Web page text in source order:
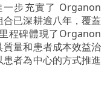
一步充實了 Organon
已深耕逾八年，覆蓋
程碑體現了Organon
量和患者成本效益治
者為中心的方式推進